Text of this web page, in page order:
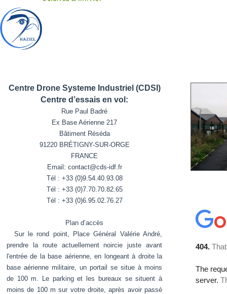
Centre Drone Systeme Industriel (CDSI)
Centre d’essais en vol:
Rue Paul Badré
Ex Base Aérienne 217
Bâtiment Réséda
91220 BRÉTIGNY-SUR-ORGE
FRANCE
Email: contact@cds-idf.fr
Tél : +33 (0)9.54.40.93.08
Tél : +33 (0)7.70.70.82.65
Tél : +33 (0)6.95.02.76.27
Plan d’accès
Sur le rond point, Place Général Valérie André,
prendre la route actuellement noircie juste avant
l'entrée de la base aérienne, en longeant à droite la
base aérienne militaire, un portail se situe à moins
de 100 m. Le parking et les bureaux se situent à
moins de 100 m sur votre droite, après avoir passé